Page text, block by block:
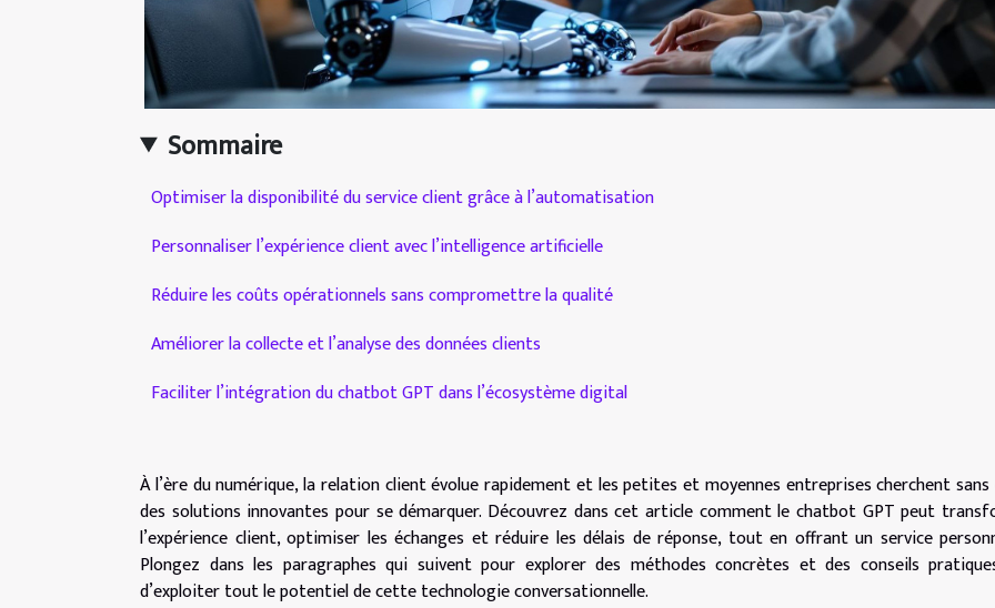
Sommaire
Optimiser la disponibilité du service client grâce à l’automatisation
Personnaliser l’expérience client avec l’intelligence artificielle
Réduire les coûts opérationnels sans compromettre la qualité
Améliorer la collecte et l’analyse des données clients
Faciliter l’intégration du chatbot GPT dans l’écosystème digital
À l’ère du numérique, la relation client évolue rapidement et les petites et moyennes entreprises cherchent sans
des solutions innovantes pour se démarquer. Découvrez dans cet article comment le chatbot GPT peut
l’expérience client, optimiser les échanges et réduire les délais de réponse, tout en offrant un service
Plongez dans les paragraphes qui suivent pour explorer des méthodes concrètes et des conseils
d’exploiter tout le potentiel de cette technologie conversationnelle.